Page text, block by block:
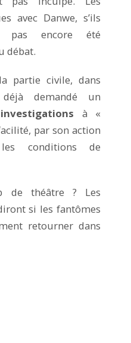
avec Danwe, s’ils
pas encore été
débat.
partie civile, dans
demandé un
à «
par son action
conditions de
de théâtre ? Les
si les fantômes
retourner dans